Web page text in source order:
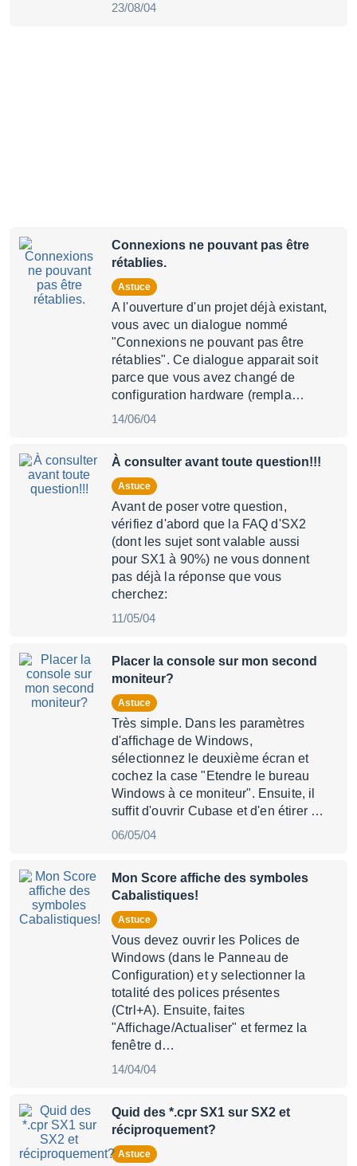
23/08/04
Connexions ne pouvant pas être
rétablies.
Astuce
A l'ouverture d'un projet déjà existant,
vous avec un dialogue nommé
"Connexions ne pouvant pas être
rétablies". Ce dialogue apparait soit
parce que vous avez changé de
configuration hardware (rempla…
14/06/04
À consulter avant toute question!!!
Astuce
Avant de poser votre question,
vérifiez d'abord que la FAQ d'SX2
(dont les sujet sont valable aussi
pour SX1 à 90%) ne vous donnent
pas déjà la réponse que vous
cherchez:
11/05/04
Placer la console sur mon second
moniteur?
Astuce
Très simple. Dans les paramètres
d'affichage de Windows,
sélectionnez le deuxième écran et
cochez la case "Etendre le bureau
Windows à ce moniteur". Ensuite, il
suffit d'ouvrir Cubase et d'en étirer …
06/05/04
Mon Score affiche des symboles
Cabalistiques!
Astuce
Vous devez ouvrir les Polices de
Windows (dans le Panneau de
Configuration) et y selectionner la
totalité des polices présentes
(Ctrl+A). Ensuite, faites
"Affichage/Actualiser" et fermez la
fenêtre d…
14/04/04
Quid des *.cpr SX1 sur SX2 et
réciproquement?
Astuce